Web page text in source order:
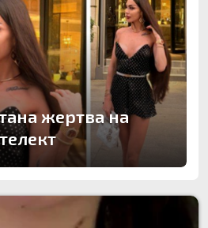
жертва на